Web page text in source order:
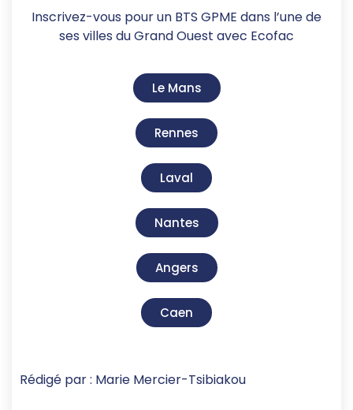
Inscrivez-vous pour un BTS GPME dans l’une de
ses villes du Grand Ouest avec Ecofac
Le Mans
Rennes
Laval
Nantes
Angers
Caen
Rédigé par : Marie Mercier-Tsibiakou